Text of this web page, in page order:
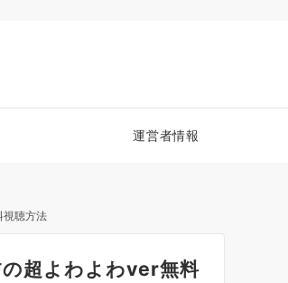
運営者情報
視聴方法
超よわよわver無料